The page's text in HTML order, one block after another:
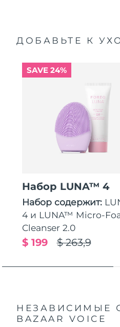
ДОБАВЬТЕ К
SAVE 24%
Набор LUNA™ 4
Набор содержит:
4 и LUNA™ Micro-
Cleanser 2.0
$ 263,9
$ 199
НЕЗАВИСИМЫЕ
BAZAAR VOICE